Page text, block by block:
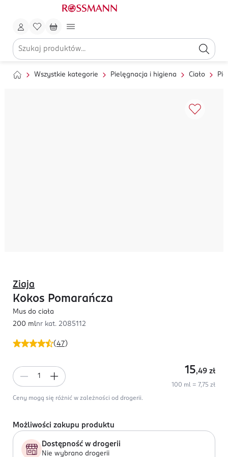
Wszystkie kategorie Pielęgnacja i higiena Ciało
(47)
Ziaja
Kokos Pomarańcza
Mus do ciała
200 mlnr kat. 2085112
15,49 zł
100 ml = 7,75 zł
Ceny mogą się różnić w zależności od drogerii.
Możliwości zakupu produktu
Dostępność w drogerii
Nie wybrano drogerii